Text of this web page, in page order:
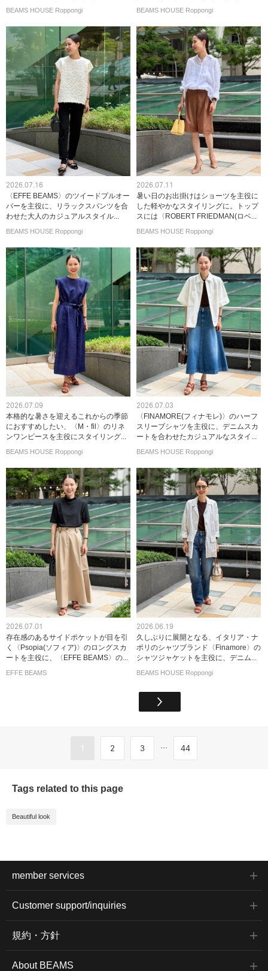
BEAMS HOUSE Roppongi BEAMS HOUSE Roppongi
2026.07.16
〈EFFE BEAMS〉のツイードプルオー
バーを主役に、リラックスパンツを合
わせた大人のカジュアルスタイル...
BEAMS HOUSE Roppongi
2026.07.11
暑い日のお出掛けはショーツを主役に
した軽やかなスタイリングに。トップ
スには〈ROBERT FRIEDMAN(ロベ...
BEAMS HOUSE Roppongi
2026.07.09
本格的な暑さを迎えるこれからの季節
におすすめしたい、〈M・fil〉のリネ
ンワンピースを主役にスタイリング...
BEAMS HOUSE Roppongi
2026.07.03
〈FINAMORE(フィナモレ)〉のハーフ
スリーブシャツを主役に、デニムスカ
ートを合わせたカジュアルなスタイ...
BEAMS HOUSE Roppongi
2026.07.01
存在感のあるサイドポケットが目を引
く〈Psopia(ソフィア)〉のロングスカ
ートを主役に、〈EFFE BEAMS〉の...
EFFE BEAMS
2026.06.19
久しぶりに展開となる、イタリア・ナ
ポリのシャツブランド〈Finamore〉の
シャツジャケットを主役に、デニム...
BEAMS HOUSE Roppongi
1 2 3 ... 44
Tags related to this page
Beautiful look
member services
Customer support/inquiries
規約・方針
About BEAMS